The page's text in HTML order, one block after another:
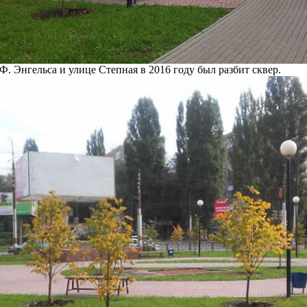
Энгельса и улице Степная в 2016 году был разбит сквер.